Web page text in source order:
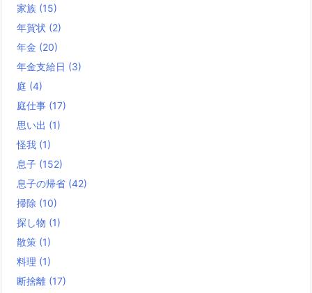
家族 (15)
年賀状 (2)
年金 (20)
年金支給日 (3)
庭 (4)
庭仕事 (17)
思い出 (1)
怪我 (1)
息子 (152)
息子の帰省 (42)
掃除 (10)
探し物 (1)
散策 (1)
料理 (1)
断捨離 (17)